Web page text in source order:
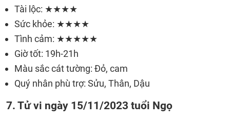
Tài lộc: ★★★★
Sức khỏe: ★★★★
Tình cảm: ★★★★★
Giờ tốt: 19h-21h
Màu sắc cát tường: Đỏ, cam
Quý nhân phù trợ: Sửu, Thân, Dậu
7. Tử vi ngày 15/11/2023 tuổi Ngọ